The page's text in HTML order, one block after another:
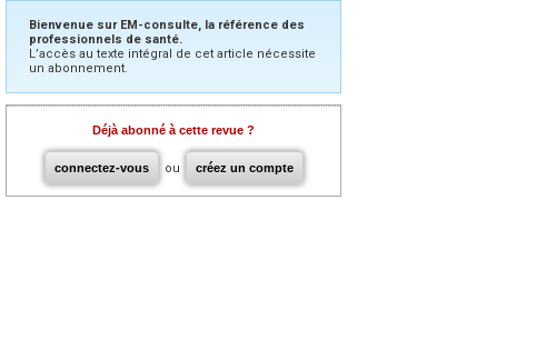
Bienvenue sur EM-consulte, la référence des
professionnels de santé.
L’accès au texte intégral de cet article nécessite
un abonnement.
Déjà abonné à cette revue ?
connectez-vous ou créez un compte